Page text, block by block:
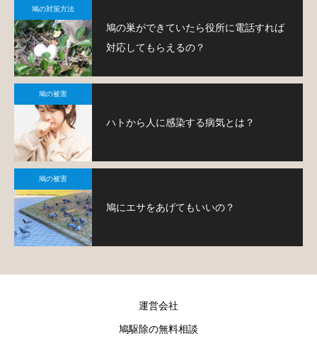
鳩の対策方法
鳩の巣ができていたら役所に電話すれば
対応してもらえるの？
鳩の被害
ハトから人に感染する病気とは？
鳩の被害
鳩にエサをあげてもいいの？
運営会社
鳩駆除の無料相談